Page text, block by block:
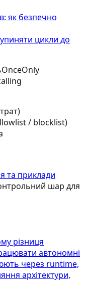
як безпечно
цикли до
OnceOnly
/ blocklist)
та приклади
шар для
різниця
автономні
через runtime,
архітектури,